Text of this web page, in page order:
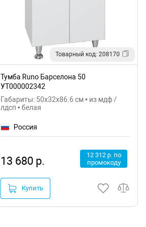
Товарный код: 208170
Тумба Runo Барселона 50
УТ000002342
Габариты: 50x32x86.6 см • из мдф /
лдсп • белая
Россия
13 680 р.
12 312 р. по
промокоду
Купить